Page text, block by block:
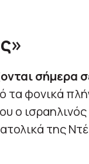
σήμερα
τα φονικά
ο
της